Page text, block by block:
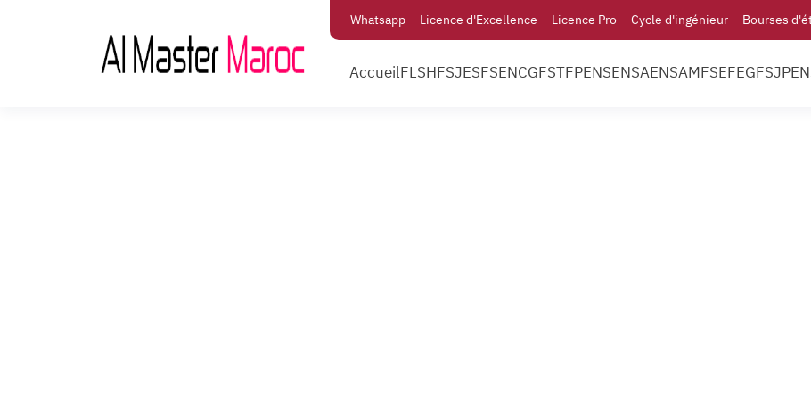
Whatsapp Licence d'Excellence Licence Pro Cycle d'ingénieur Bourses
AccueilFLSHFSJESFSENCGFSTFPENSENSAENSAMFSEFEGFSJP